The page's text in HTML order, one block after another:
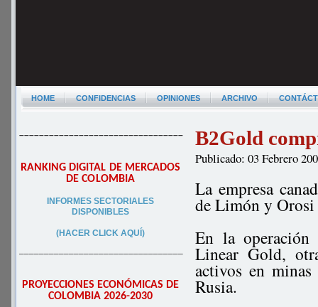
HOME CONFIDENCIAS OPINIONES ARCHIVO
–––––––––––––––––––––––––––––––––
RANKING DIGITAL DE MERCADOS
DE COLOMBIA
INFORMES SECTORIALES
DISPONIBLES
(HACER CLICK AQUÍ)
–––––––––––––––––––––––––––––––––
PROYECCIONES ECONÓMICAS DE
COLOMBIA 2026-2030
B2Gold
Publicado: 03 Febrero
La empresa
de Limón y Orosi
En la
Linear Gold,
activos en
Rusia.